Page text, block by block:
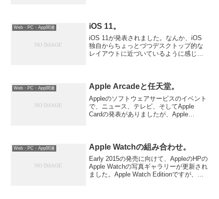
しようかと思っ...
Web・PC・App関連 iOS 11。
iOS 11が発表されました。なんか、iOS
独自からちょっとづつデスクトップ的な
レイアウトに近づいているように感じま
Web・PC・App関連 Apple Arcadeと任天堂。
Appleのソフトウェアサービスのイベント
で、ニュース、テレビ、そしてApple
Cardの発表がありましたが、Apple
Web・PC・App関連 Apple Watchの組み合わせ。
Early 2015の発売に向けて、AppleのHPの
Apple Watchの写真ギャラリーが更新され
ました。Apple Watch Editionですが、純